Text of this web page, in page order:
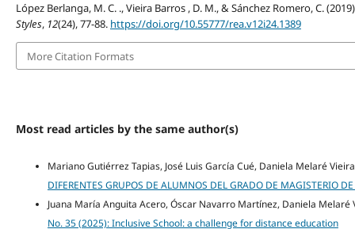
López Berlanga, M. C. ., Vieira Barros , D. M., & Sánchez Romero, C.
Styles, 12(24), 77-88. https://doi.org/10.55777/rea.v12i24.1389
More Citation Formats
Most read articles by the same author(s)
Mariano Gutiérrez Tapias, José Luis García Cué, Daniela Melaré
DIFERENTES GRUPOS DE ALUMNOS DEL GRADO DE MAGISTERIO
Juana María Anguita Acero, Óscar Navarro Martínez, Daniela
No. 35 (2025): Inclusive School: a challenge for distance education